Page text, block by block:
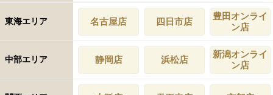
東海エリア 名古屋店 四日市店
豊田オンライ
ン店
中部エリア 静岡店 浜松店
新潟オンライ
ン店